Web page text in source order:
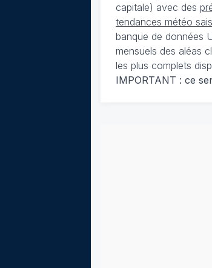
capitale) avec des
tendances météo
banque de données
mensuels des aléas
les plus complets
IMPORTANT : ce